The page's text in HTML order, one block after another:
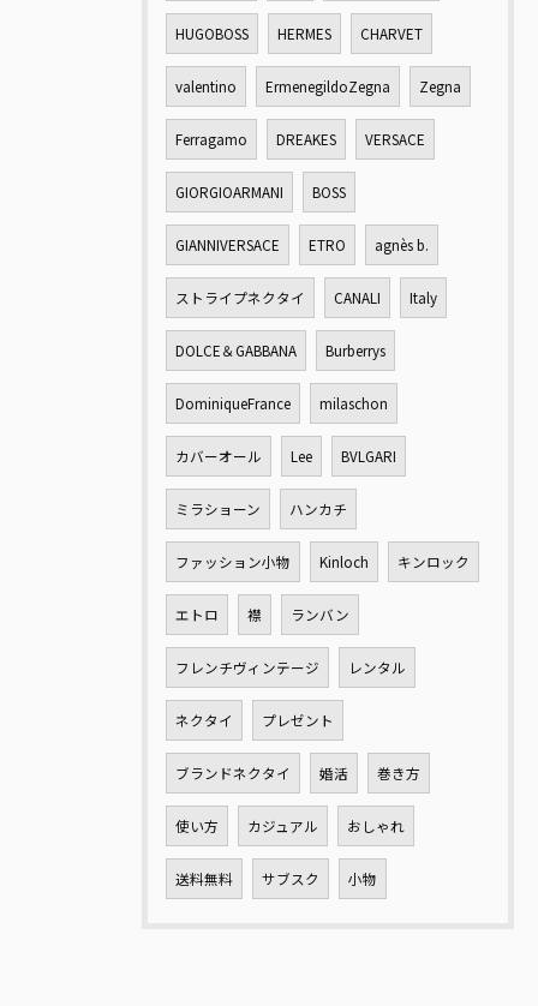
HUGOBOSS HERMES CHARVET
valentino ErmenegildoZegna Zegna
Ferragamo DREAKES VERSACE
GIORGIOARMANI BOSS
GIANNIVERSACE ETRO agnès b.
ストライプネクタイ CANALI Italy
DOLCE＆GABBANA Burberrys
DominiqueFrance milaschon
カバーオール Lee BVLGARI
ミラショーン ハンカチ
ファッション小物 Kinloch キンロック
エトロ 襟 ランバン
フレンチヴィンテージ レンタル
ネクタイ プレゼント
ブランドネクタイ 婚活 巻き方
使い方 カジュアル おしゃれ
送料無料 サブスク 小物